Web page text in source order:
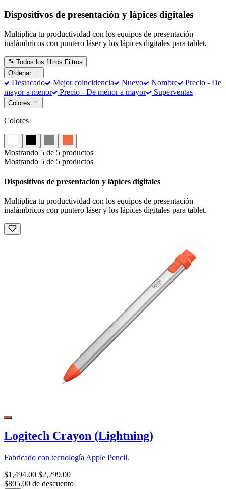
Dispositivos de presentación y lápices digitales
Multiplica tu productividad con los equipos de presentación
inalámbricos con puntero láser y los lápices digitales para tablet.
Todos los filtros Filtros
Ordenar
Destacado Mejor coincidencia Nuevo Nombre
Precio - De
mayor a menor
Precio - De menor a mayor Superventas
Colores
Colores
Mostrando 5 de 5 productos
Mostrando 5 de 5 productos
Dispositivos de presentación y lápices digitales
Multiplica tu productividad con los equipos de presentación
inalámbricos con puntero láser y los lápices digitales para tablet.
Logitech Crayon (Lightning)
Fabricado con tecnología Apple Pencil.
$1,494.00 $2,299.00
$805.00 de descuento